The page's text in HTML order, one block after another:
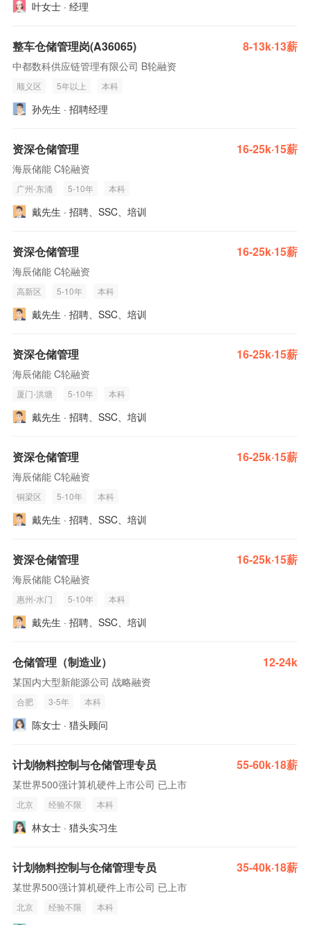
叶女士 · 经理
整车仓储管理岗(A36065) 8-13k·13薪
中都数科供应链管理有限公司 B轮融资
顺义区 5年以上 本科
孙先生 · 招聘经理
资深仓储管理 16-25k·15薪
海辰储能 C轮融资
广州-东涌 5-10年 本科
戴先生 · 招聘、SSC、培训
资深仓储管理 16-25k·15薪
海辰储能 C轮融资
高新区 5-10年 本科
戴先生 · 招聘、SSC、培训
资深仓储管理 16-25k·15薪
海辰储能 C轮融资
厦门-洪塘 5-10年 本科
戴先生 · 招聘、SSC、培训
资深仓储管理 16-25k·15薪
海辰储能 C轮融资
铜梁区 5-10年 本科
戴先生 · 招聘、SSC、培训
资深仓储管理 16-25k·15薪
海辰储能 C轮融资
惠州-水门 5-10年 本科
戴先生 · 招聘、SSC、培训
仓储管理（制造业） 12-24k
某国内大型新能源公司 战略融资
合肥 3-5年 本科
陈女士 · 猎头顾问
计划物料控制与仓储管理专员 55-60k·18薪
某世界500强计算机硬件上市公司 已上市
北京 经验不限 本科
林女士 · 猎头实习生
计划物料控制与仓储管理专员 35-40k·18薪
某世界500强计算机硬件上市公司 已上市
北京 经验不限 本科